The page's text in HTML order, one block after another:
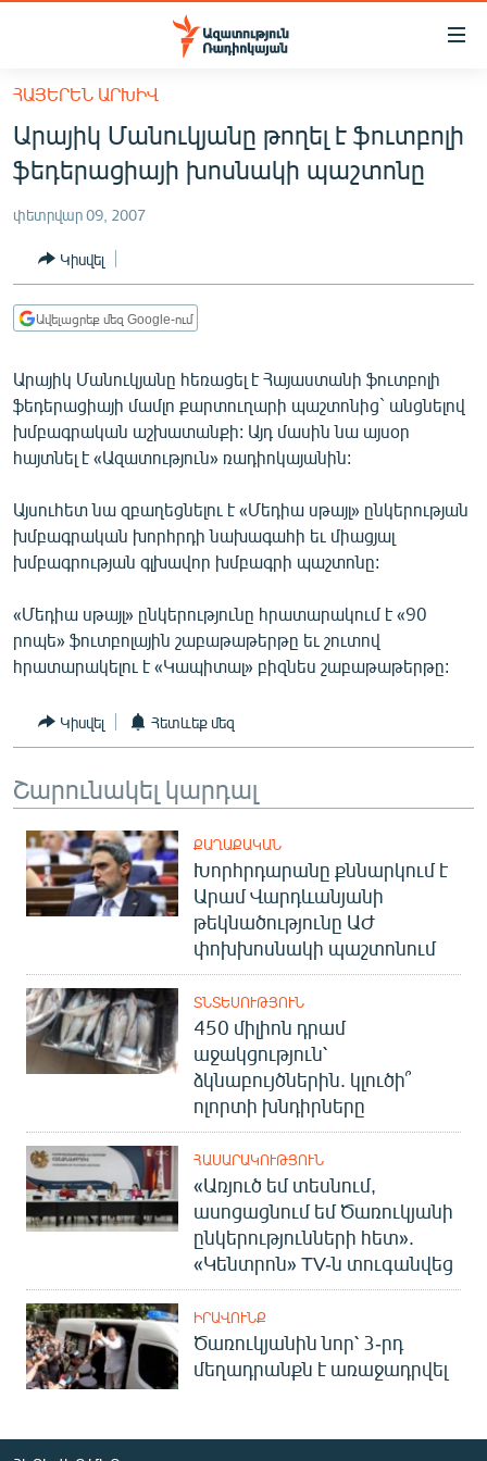
Մատչելիության
հիմնական
բովանդակությանը
Անցնել
հիմնական
մենյուին
ՀԱՅԱՍՏԱՆ
ՔԱՂԱՔԱԿԱՆ
ԸՆՏՐՈՒԹՅՈՒՆՆԵՐ 2026
ԻՐԱՎՈՒՆՔ
ՀԱՍԱՐԱԿՈՒԹՅՈՒՆ
ՂԱՐԱԲԱՂ
ՊԱՏԵՐԱԶՄԻ 6 ՇԱԲԱԹՆԵՐԸ
ՏԱՐԱԾԱՇՐՋԱՆ
ՄԻՋԱԶԳԱՅԻՆ
ՄՇԱԿՈՒՅԹ
ՄԵԿՆԱԲԱՆՈՒԹՅՈՒՆ
ՏՏ ԵՒ ԻՆՏԵՐՆԵՏ
ՏԵՍԱՆՅՈՒԹԵՐ
ՁԳՏԵԼՈՎ ԼԱՎԱԳՈՒՅՆԻՆ
ՓՈԴՔԱՍԹ
English
Русский
«Ազատության» բոլոր կայքերը
ՀԱՅԵՐԵՆ ԱՐԽԻՎ
Արայիկ Մանուկյանը թողել է ֆուտբոլի
ֆեդերացիայի խոսնակի պաշտոնը
փետրվար 09, 2007
Կիսվել
Ավելացրեք մեզ Google-ում
Արայիկ Մանուկյանը հեռացել է Հայաստանի ֆուտբոլի
ֆեդերացիայի մամլո քարտուղարի պաշտոնից` անցնելով
խմբագրական աշխատանքի: Այդ մասին նա այսօր
հայտնել է «Ազատություն» ռադիոկայանին:
Այսուհետ նա զբաղեցնելու է «Մեդիա սթայլ» ընկերության
խմբագրական խորհրդի նախագահի եւ միացյալ
խմբագրության գլխավոր խմբագրի պաշտոնը:
«Մեդիա սթայլ» ընկերությունը հրատարակում է «90
րոպե» ֆուտբոլային շաբաթաթերթը եւ շուտով
հրատարակելու է «Կապիտալ» բիզնես շաբաթաթերթը:
Կիսվել Հետևեք մեզ
Շարունակել կարդալ
ՔԱՂԱՔԱԿԱՆ
Խորհրդարանը քննարկում է
Արամ Վարդևանյանի
թեկնածությունը ԱԺ
փոխխոսնակի պաշտոնում
ՏՆՏԵՍՈՒԹՅՈՒՆ
450 միլիոն դրամ
աջակցություն՝
ձկնաբույծներին. կլուծի՞
ոլորտի խնդիրները
ՀԱՍԱՐԱԿՈՒԹՅՈՒՆ
«Առյուծ եմ տեսնում,
ասոցացնում եմ Ծառուկյանի
ընկերությունների հետ».
«Կենտրոն» TV-ն տուգանվեց
ԻՐԱՎՈՒՆՔ
Ծառուկյանին նոր՝ 3-րդ
մեղադրանքն է առաջադրվել